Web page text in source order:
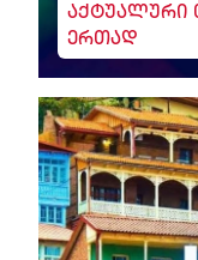
აქტუალური
ერთად